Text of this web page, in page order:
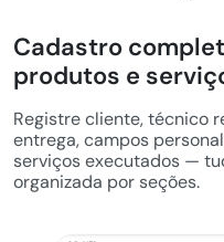
Cadastro
produtos e
Registre cliente, técnico
entrega, campos
serviços executados —
organizada por seções.